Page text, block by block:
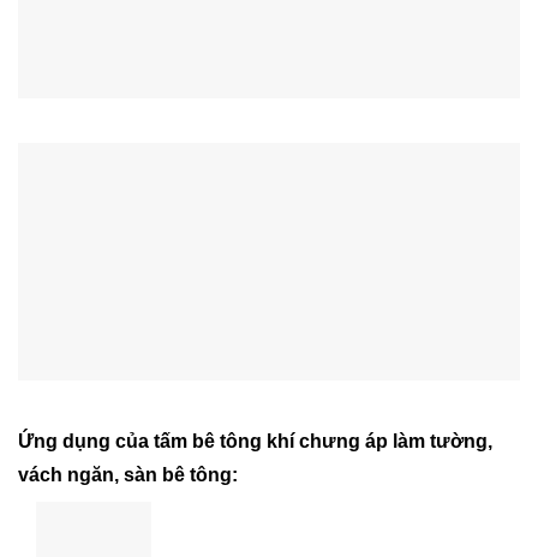
Ứng dụng của tấm bê tông khí chưng áp làm tường,
vách ngăn, sàn bê tông: